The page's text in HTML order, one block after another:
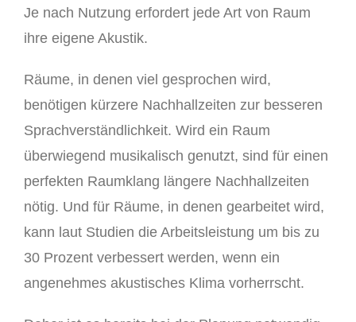
Je nach Nutzung erfordert jede Art von Raum
ihre eigene Akustik.
Räume, in denen viel gesprochen wird,
benötigen kürzere Nachhallzeiten zur besseren
Sprachverständlichkeit. Wird ein Raum
überwiegend musikalisch genutzt, sind für einen
perfekten Raumklang längere Nachhallzeiten
nötig. Und für Räume, in denen gearbeitet wird,
kann laut Studien die Arbeitsleistung um bis zu
30 Prozent verbessert werden, wenn ein
angenehmes akustisches Klima vorherrscht.